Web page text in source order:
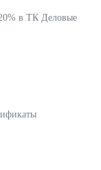
в ТК Деловые